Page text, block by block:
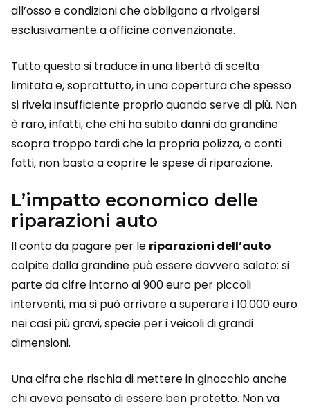
all’osso e condizioni che obbligano a rivolgersi
esclusivamente a officine convenzionate.
Tutto questo si traduce in una libertà di scelta
limitata e, soprattutto, in una copertura che spesso
si rivela insufficiente proprio quando serve di più. Non
è raro, infatti, che chi ha subito danni da grandine
scopra troppo tardi che la propria polizza, a conti
fatti, non basta a coprire le spese di riparazione.
L’impatto economico delle
riparazioni auto
Il conto da pagare per le riparazioni dell’auto
colpite dalla grandine può essere davvero salato: si
parte da cifre intorno ai 900 euro per piccoli
interventi, ma si può arrivare a superare i 10.000 euro
nei casi più gravi, specie per i veicoli di grandi
dimensioni.
Una cifra che rischia di mettere in ginocchio anche
chi aveva pensato di essere ben protetto. Non va